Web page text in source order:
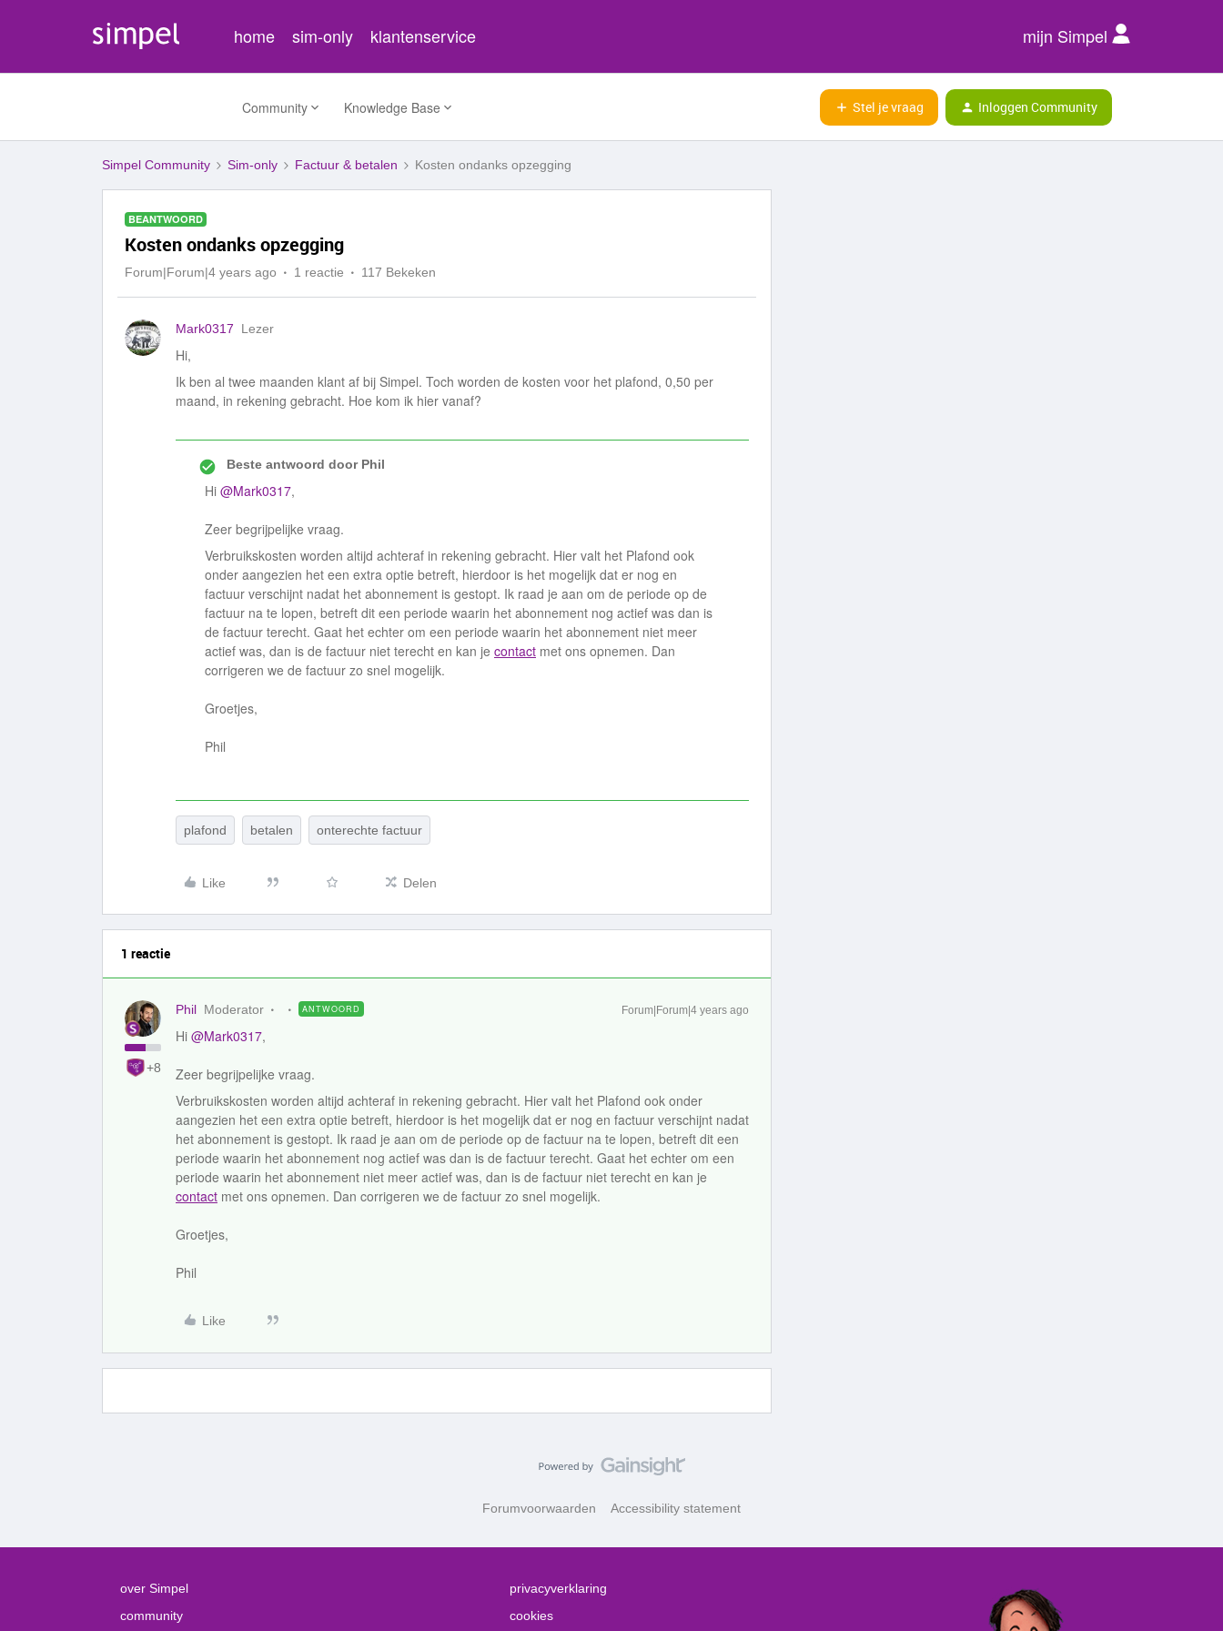
home sim-only klantenservice mijn Simpel
Community Knowledge Base Stel je vraag Inloggen Community
Simpel Community Sim-only Factuur & betalen Kosten ondanks opzegging
BEANTWOORD
Kosten ondanks opzegging
Forum|Forum|4 years ago 1 reactie 117 Bekeken
Mark0317 Lezer
Hi,
Ik ben al twee maanden klant af bij Simpel. Toch worden de kosten voor het plafond, 0,50 per
maand, in rekening gebracht. Hoe kom ik hier vanaf?
Beste antwoord doorPhil
Hi @Mark0317,
Zeer begrijpelijke vraag.
Verbruikskosten worden altijd achteraf in rekening gebracht. Hier valt het Plafond ook
onder aangezien het een extra optie betreft, hierdoor is het mogelijk dat er nog en
factuur verschijnt nadat het abonnement is gestopt. Ik raad je aan om de periode op de
factuur na te lopen, betreft dit een periode waarin het abonnement nog actief was dan is
de factuur terecht. Gaat het echter om een periode waarin het abonnement niet meer
actief was, dan is de factuur niet terecht en kan je contact met ons opnemen. Dan
corrigeren we de factuur zo snel mogelijk.
Groetjes,
Phil
plafond betalen onterechte factuur
Like Delen
1 reactie
+8
Phil Moderator ANTWOORD Forum|Forum|4 years ago
Hi @Mark0317,
Zeer begrijpelijke vraag.
Verbruikskosten worden altijd achteraf in rekening gebracht. Hier valt het Plafond ook onder
aangezien het een extra optie betreft, hierdoor is het mogelijk dat er nog en factuur verschijnt nadat
het abonnement is gestopt. Ik raad je aan om de periode op de factuur na te lopen, betreft dit een
periode waarin het abonnement nog actief was dan is de factuur terecht. Gaat het echter om een
periode waarin het abonnement niet meer actief was, dan is de factuur niet terecht en kan je
contact met ons opnemen. Dan corrigeren we de factuur zo snel mogelijk.
Groetjes,
Phil
Like
Forumvoorwaarden Accessibility statement
over Simpel
community
privacyverklaring
cookies